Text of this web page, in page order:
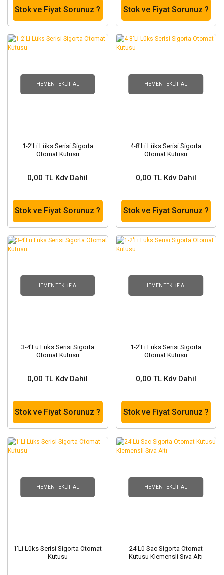
Stok ve Fiyat Sorunuz ? Stok ve Fiyat Sorunuz ?
HEMEN TEKLIF AL
1-2'Li Lüks Serisi Sigorta
Otomat Kutusu
0,00 TL Kdv Dahil
Stok ve Fiyat Sorunuz ?
HEMEN TEKLIF AL
4-8'Li Lüks Serisi Sigorta
Otomat Kutusu
0,00 TL Kdv Dahil
Stok ve Fiyat Sorunuz ?
HEMEN TEKLIF AL
3-4'Lü Lüks Serisi Sigorta
Otomat Kutusu
0,00 TL Kdv Dahil
Stok ve Fiyat Sorunuz ?
HEMEN TEKLIF AL
1-2'Li Lüks Serisi Sigorta
Otomat Kutusu
0,00 TL Kdv Dahil
Stok ve Fiyat Sorunuz ?
HEMEN TEKLIF AL
1'Li Lüks Serisi Sigorta Otomat
Kutusu
HEMEN TEKLIF AL
24'Lü Sac Sigorta Otomat
Kutusu Klemensli Sıva Altı